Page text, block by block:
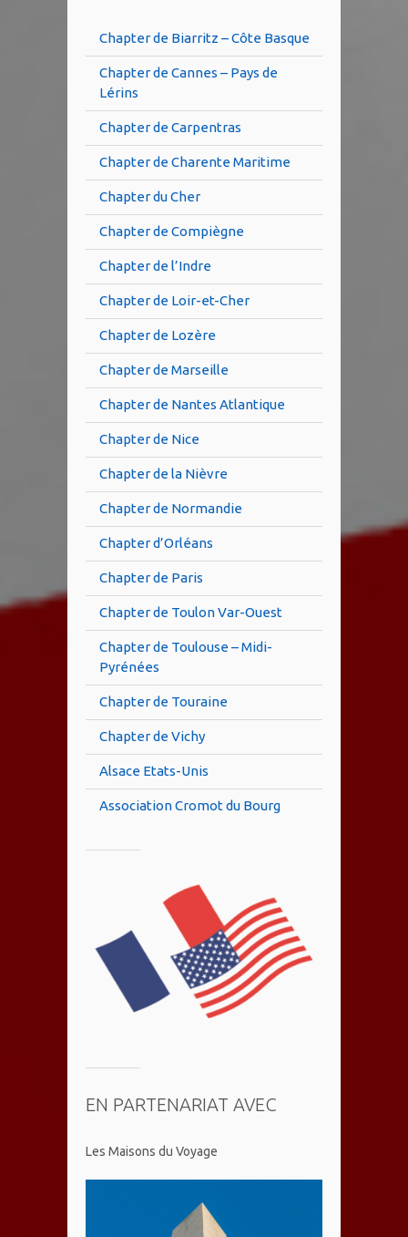
Chapter de Biarritz – Côte Basque
Chapter de Cannes – Pays de
Lérins
Chapter de Carpentras
Chapter de Charente Maritime
Chapter du Cher
Chapter de Compiègne
Chapter de l’Indre
Chapter de Loir-et-Cher
Chapter de Lozère
Chapter de Marseille
Chapter de Nantes Atlantique
Chapter de Nice
Chapter de la Nièvre
Chapter de Normandie
Chapter d’Orléans
Chapter de Paris
Chapter de Toulon Var-Ouest
Chapter de Toulouse – Midi-
Pyrénées
Chapter de Touraine
Chapter de Vichy
Alsace Etats-Unis
Association Cromot du Bourg
EN PARTENARIAT AVEC
Les Maisons du Voyage